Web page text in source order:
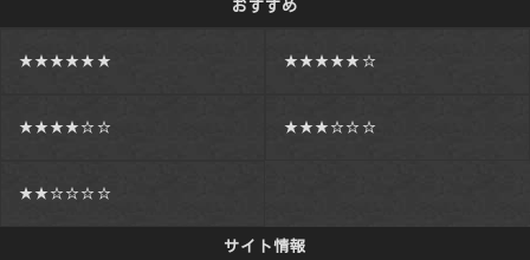
おすすめ
★★★★★★ ★★★★★☆
★★★★☆☆ ★★★☆☆☆
★★☆☆☆☆
サイト情報